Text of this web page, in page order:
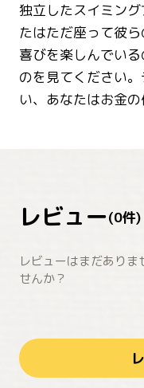
独立したスイミン
たはただ座って彼
喜びを楽しんでい
のを見てください
い、あなたはお金
レビュー(0件)
レビューはまだあり
せんか？